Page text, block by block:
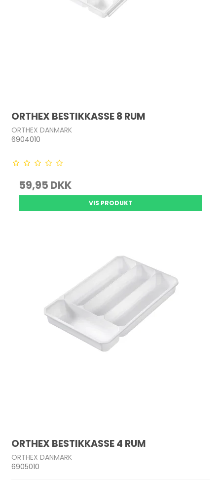
ORTHEX BESTIKKASSE 8 RUM
ORTHEX DANMARK
6904010
59,95 DKK
VIS PRODUKT
ORTHEX BESTIKKASSE 4 RUM
ORTHEX DANMARK
6905010